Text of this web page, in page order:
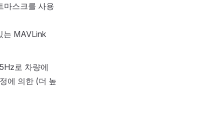
마스크를 사용
는 MAVLink
로 차량에
에 의한 (더 높